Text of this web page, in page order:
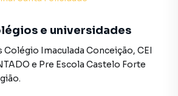
a iluminação natural e o
Opção de living estendido e
ao espaço gourmet;
e universidades
Colégio Imaculada Conceição, CEI
e Pre Escola Castelo Forte